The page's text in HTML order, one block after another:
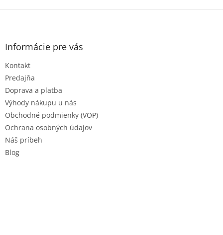
i
Z
Informácie pre vás
Kontakt
Predajňa
Doprava a platba
Výhody nákupu u nás
Obchodné podmienky (VOP)
Ochrana osobných údajov
Náš príbeh
Blog